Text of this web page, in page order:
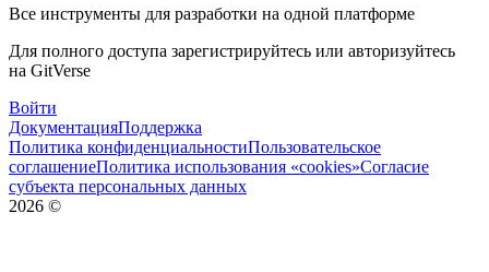
Все инструменты для разработки на одной платформе
Для полного доступа зарегистрируйтесь или авторизуйтесь
на GitVerse
Войти
ДокументацияПоддержка
Политика конфиденциальностиПользовательское
соглашениеПолитика использования «cookies»Согласие
субъекта персональных данных
2026 ©